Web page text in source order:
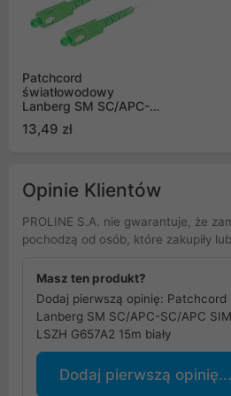
Patchcord
światłowodowy
Lanberg SM SC/APC-
SC/APC SIMPLEX
3.0MM LSZH G657A2
13,49 zł
Opinie Klientów
PROLINE S.A. nie gwarantuje, że
pochodzą od osób, które zakupiły
Masz ten produkt?
Dodaj pierwszą opinię: Patchcord
Lanberg SM SC/APC-SC/APC
LSZH G657A2 15m biały
Dodaj pierwszą opinię...